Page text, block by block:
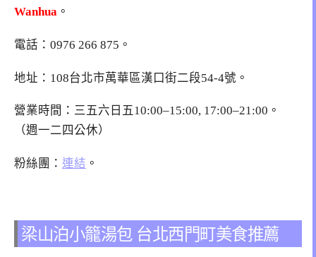
Wanhua 。
電話： 0976 266 875 。
地址： 108台北市萬華區漢口街二段54-4號 。
營業時間：三五六日五10:00–15:00, 17:00–21:00。
（週一二四公休）
粉絲團： 連結 。
梁山泊小籠湯包 台北西門町美食推薦